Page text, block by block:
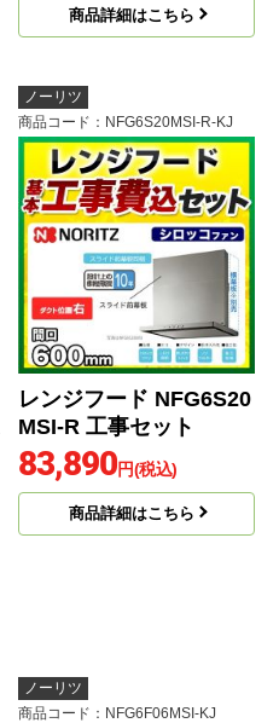
商品詳細はこちら
ノーリツ
商品コード ：NFG6S20MSI-R-KJ
レンジフード NFG6S20
MSI-R 工事セット
83,890円(税込)
商品詳細はこちら
ノーリツ
商品コード ：NFG6F06MSI-KJ